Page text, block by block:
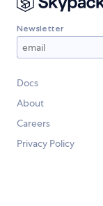
Newsletter
Docs
About
Careers
Privacy Policy